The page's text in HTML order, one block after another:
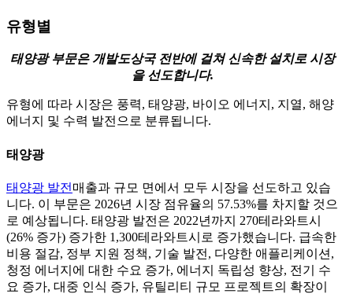
유형별
태양광 부문은 개발도상국 전반에 걸쳐 신속한 설치로 시장
을 선도합니다.
유형에 따라 시장은 풍력, 태양광, 바이오 에너지, 지열, 해양
에너지 및 수력 발전으로 분류됩니다.
태양광
태양광 발전 매출과 규모 면에서 모두 시장을 선도하고 있습
니다. 이 부문은 2026년 시장 점유율의 57.53%를 차지할 것으
로 예상됩니다. 태양광 발전은 2022년까지 270테라와트시
(26% 증가) 증가한 1,300테라와트시로 증가했습니다. 급속한
비용 절감, 정부 지원 정책, 기술 발전, 다양한 애플리케이션,
청정 에너지에 대한 수요 증가, 에너지 독립성 향상, 전기 수
요 증가, 대중 인식 증가, 유틸리티 규모 프로젝트의 확장이